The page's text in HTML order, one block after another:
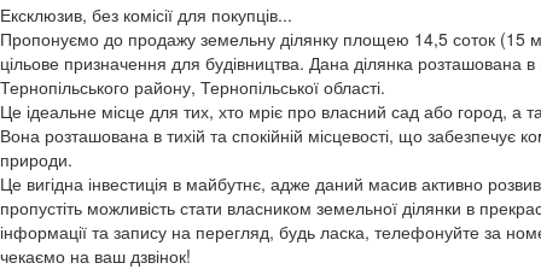
Ексклюзив, без комісії для покупців...
Пропонуємо до продажу земельну ділянку площею 14,5 соток (15
цільове призначення для будівництва. Дана ділянка розташована в
Тернопільського району, Тернопільської області.
Це ідеальне місце для тих, хто мріє про власний сад або город, а
Вона розташована в тихій та спокійній місцевості, що забезпечує
природи.
Це вигідна інвестиція в майбутнє, адже даний масив активно
пропустіть можливість стати власником земельної ділянки в
інформації та запису на перегляд, будь ласка, телефонуйте за
чекаємо на ваш дзвінок!